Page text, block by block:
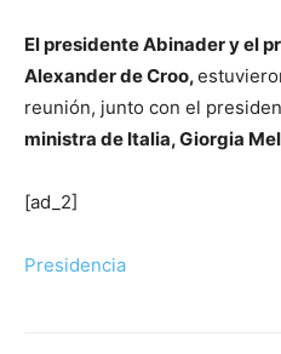
El presidente Abinader y el
Alexander de Croo,
reunión, junto con el
ministra de Italia, Giorgia
[ad_2]
Presidencia